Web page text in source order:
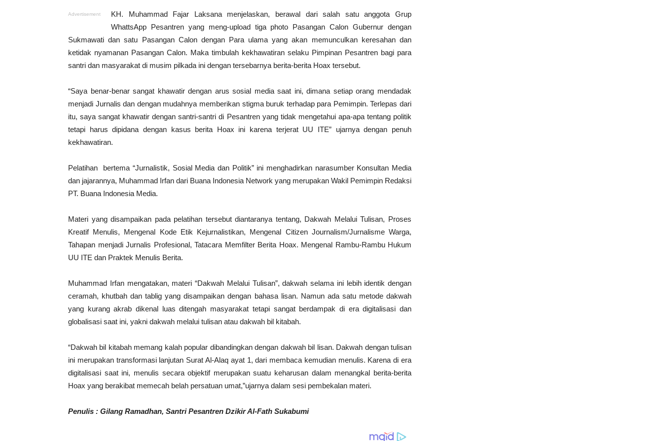
Advertisement
KH. Muhammad Fajar Laksana menjelaskan, berawal dari salah satu anggota Grup
WhattsApp Pesantren yang meng-upload tiga photo Pasangan Calon Gubernur dengan
Sukmawati dan satu Pasangan Calon dengan Para ulama yang akan memunculkan keresahan dan
ketidak nyamanan Pasangan Calon. Maka timbulah kekhawatiran selaku Pimpinan Pesantren bagi para
santri dan masyarakat di musim pilkada ini dengan tersebarnya berita-berita Hoax tersebut.
“Saya benar-benar sangat khawatir dengan arus sosial media saat ini, dimana setiap orang mendadak
menjadi Jurnalis dan dengan mudahnya memberikan stigma buruk terhadap para Pemimpin. Terlepas dari
itu, saya sangat khawatir dengan santri-santri di Pesantren yang tidak mengetahui apa-apa tentang politik
tetapi harus dipidana dengan kasus berita Hoax ini karena terjerat UU ITE” ujarnya dengan penuh
kekhawatiran.
Pelatihan bertema “Jurnalistik, Sosial Media dan Politik” ini menghadirkan narasumber Konsultan Media
dan jajarannya, Muhammad Irfan dari Buana Indonesia Network yang merupakan Wakil Pemimpin Redaksi
PT. Buana Indonesia Media.
Materi yang disampaikan pada pelatihan tersebut diantaranya tentang, Dakwah Melalui Tulisan, Proses
Kreatif Menulis, Mengenal Kode Etik Kejurnalistikan, Mengenal Citizen Journalism/Jurnalisme Warga,
Tahapan menjadi Jurnalis Profesional, Tatacara Memfilter Berita Hoax. Mengenal Rambu-Rambu Hukum
UU ITE dan Praktek Menulis Berita.
Muhammad Irfan mengatakan, materi “Dakwah Melalui Tulisan”, dakwah selama ini lebih identik dengan
ceramah, khutbah dan tablig yang disampaikan dengan bahasa lisan. Namun ada satu metode dakwah
yang kurang akrab dikenal luas ditengah masyarakat tetapi sangat berdampak di era digitalisasi dan
globalisasi saat ini, yakni dakwah melalui tulisan atau dakwah bil kitabah.
“Dakwah bil kitabah memang kalah popular dibandingkan dengan dakwah bil lisan. Dakwah dengan tulisan
ini merupakan transformasi lanjutan Surat Al-Alaq ayat 1, dari membaca kemudian menulis. Karena di era
digitalisasi saat ini, menulis secara objektif merupakan suatu keharusan dalam menangkal berita-berita
Hoax yang berakibat memecah belah persatuan umat,”ujarnya dalam sesi pembekalan materi.
Penulis : Gilang Ramadhan, Santri Pesantren Dzikir Al-Fath Sukabumi